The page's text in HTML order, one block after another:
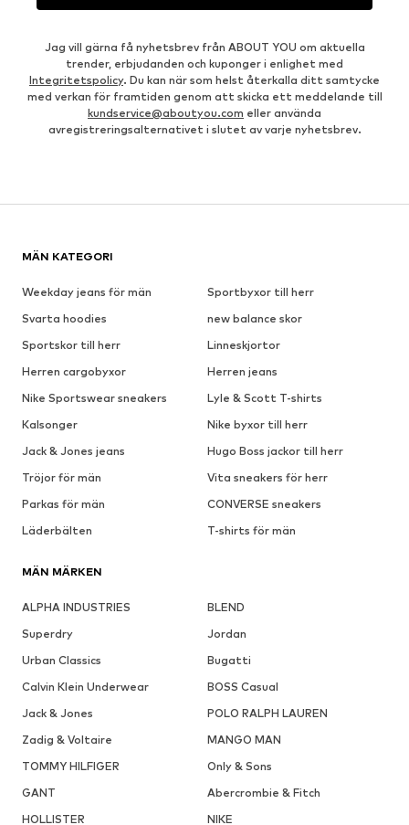
Jag vill gärna få nyhetsbrev från ABOUT YOU om aktuella
trender, erbjudanden och kuponger i enlighet med
Integritetspolicy. Du kan när som helst återkalla ditt samtycke
med verkan för framtiden genom att skicka ett meddelande till
kundservice@aboutyou.com eller använda
avregistreringsalternativet i slutet av varje nyhetsbrev.
MÄN KATEGORI
Weekday jeans för män
Sportbyxor till herr
Svarta hoodies
new balance skor
Sportskor till herr
Linneskjortor
Herren cargobyxor
Herren jeans
Nike Sportswear sneakers
Lyle & Scott T-shirts
Kalsonger
Nike byxor till herr
Jack & Jones jeans
Hugo Boss jackor till herr
Tröjor för män
Vita sneakers för herr
Parkas för män
CONVERSE sneakers
Läderbälten
T-shirts för män
MÄN MÄRKEN
ALPHA INDUSTRIES
BLEND
Superdry
Jordan
Urban Classics
Bugatti
Calvin Klein Underwear
BOSS Casual
Jack & Jones
POLO RALPH LAUREN
Zadig & Voltaire
MANGO MAN
TOMMY HILFIGER
Only & Sons
GANT
Abercrombie & Fitch
HOLLISTER
NIKE